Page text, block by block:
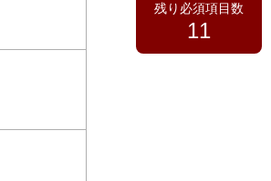
残り必須項目数
11